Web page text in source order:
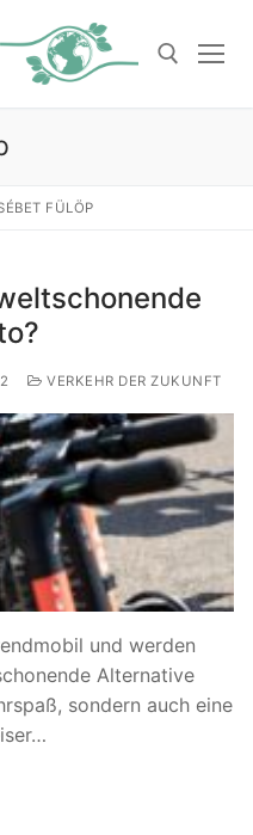
FÜLÖP
VERKEHR DER ZUKUNFT
und werden
Alternative
sondern auch eine